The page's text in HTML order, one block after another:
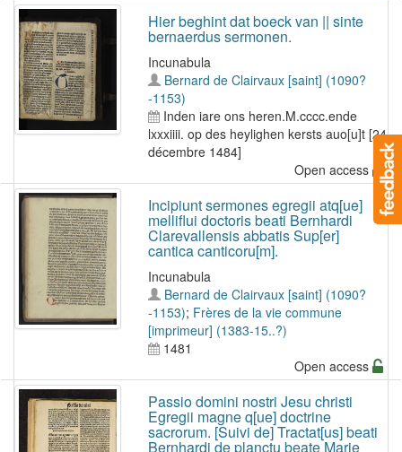
Hier beghint dat boeck van || sinte
bernaerdus sermonen.
Incunabula
Bernard de Clairvaux [saint] (1090?
-1153)
Inden iare ons heren.M.cccc.ende
lxxxiiii. op des heylighen kersts auo[u]t [24
décembre 1484]
Open access
Incipiunt sermones egregii atq[ue]
melliflui doctoris beati Bernhardi
Clarevallensis abbatis Sup[er]
cantica canticoru[m].
Incunabula
Bernard de Clairvaux [saint] (1090?
-1153); Frères de la vie commune
[imprimeur] (1383-15..?)
1481
Open access
Passio domini nostri Jesu christi
Egregii magne q[ue] doctrine
sacrorum. [Suivi de] Tractat[us] beati
Bernhardi de planctu beate Marie